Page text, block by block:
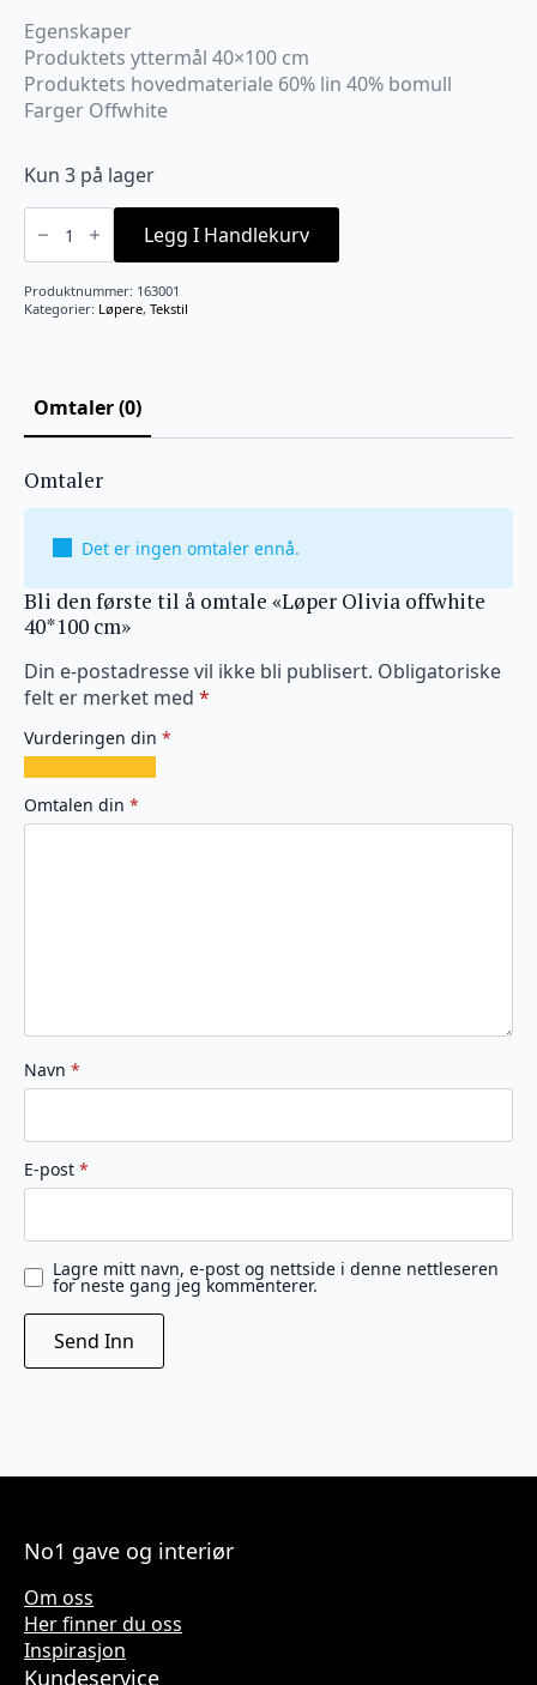
Egenskaper
Produktets yttermål 40×100 cm
Produktets hovedmateriale 60% lin 40% bomull
Farger Offwhite
Kun 3 på lager
Løper
Olivia
offwhite
40*100
cm
antall
Legg I Handlekurv
Produktnummer: 163001
Kategorier: Løpere, Tekstil
Omtaler (0)
Omtaler
Det er ingen omtaler ennå.
Bli den første til å omtale «Løper Olivia offwhite
40*100 cm»
Din e-postadresse vil ikke bli publisert. Obligatoriske
felt er merket med *
Vurderingen din *
av
5
av
5
av
5
av
5
av
5
Omtalen din *
Navn *
E-post *
Lagre mitt navn, e-post og nettside i denne nettleseren
for neste gang jeg kommenterer.
No1 gave og interiør
Om oss
Her finner du oss
Inspirasjon
Kundeservice